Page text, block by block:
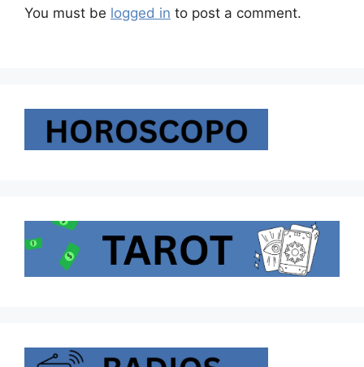
You must be logged in to post a comment.